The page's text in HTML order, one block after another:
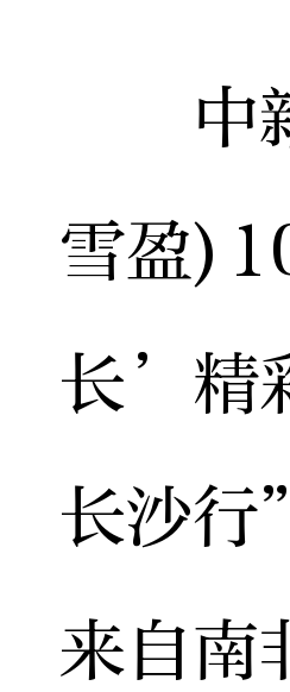
中新
雪盈
长’精
长沙行
来自南